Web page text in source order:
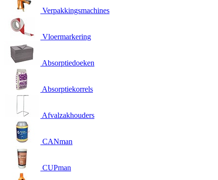
Verpakkingsmachines
Vloermarkering
Absorptiedoeken
Absorptiekorrels
Afvalzakhouders
CANman
CUPman